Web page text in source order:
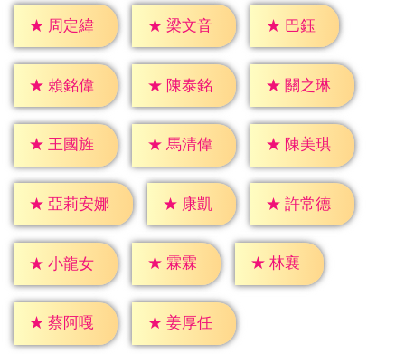
★ 周定緯 ★ 梁文音 ★ 巴鈺
★ 賴銘偉 ★ 陳泰銘 ★ 關之琳
★ 王國旌 ★ 馬清偉 ★ 陳美琪
★ 亞莉安娜 ★ 康凱 ★ 許常德
★ 小龍女 ★ 霖霖 ★ 林襄
★ 蔡阿嘎 ★ 姜厚任